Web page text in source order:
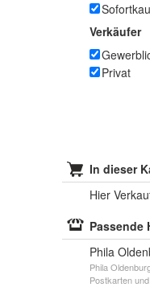
Verkäufer
Privat
In dieser
Hier
Passende
Phila
Phila
Postkarten